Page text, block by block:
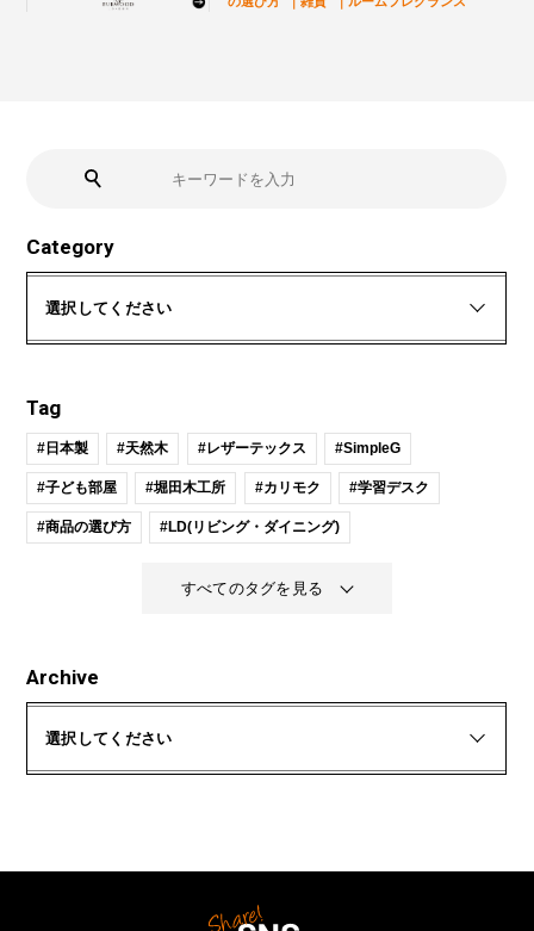
Category
選択してください
Tag
#日本製 #天然木 #レザーテックス #SimpleG
#子ども部屋 #堀田木工所 #カリモク #学習デスク
#商品の選び方 #LD(リビング・ダイニング)
すべてのタグを見る
Archive
選択してください